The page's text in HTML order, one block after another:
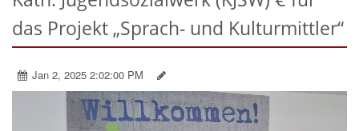
das Projekt „Sprach- und Kulturmittler“
Jan 2, 2025 2:02:00 PM